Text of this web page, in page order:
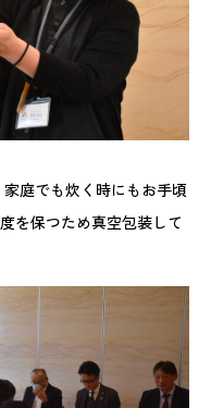
庭でも炊く時にもお手頃
を保つため真空包装して